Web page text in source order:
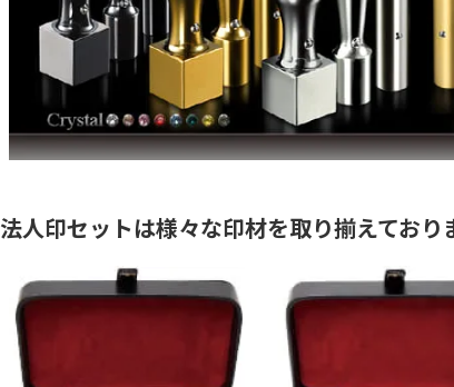
法人印セットは様々な印材を取り揃えており